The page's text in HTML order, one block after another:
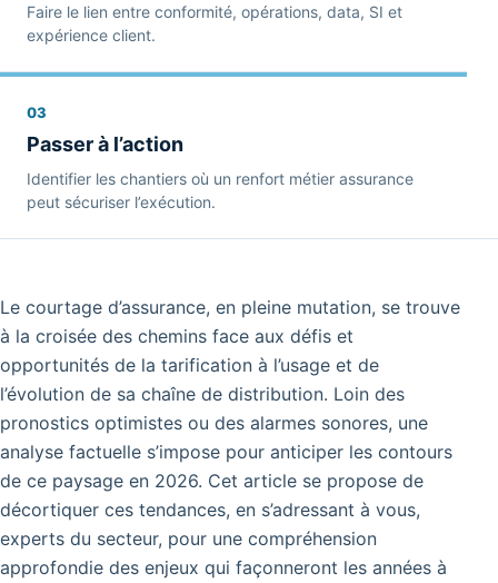
Faire le lien entre conformité, opérations, data, SI et
expérience client.
03
Passer à l’action
Identifier les chantiers où un renfort métier assurance
peut sécuriser l’exécution.
Le courtage d’assurance, en pleine mutation, se trouve
à la croisée des chemins face aux défis et
opportunités de la tarification à l’usage et de
l’évolution de sa chaîne de distribution. Loin des
pronostics optimistes ou des alarmes sonores, une
analyse factuelle s’impose pour anticiper les contours
de ce paysage en 2026. Cet article se propose de
décortiquer ces tendances, en s’adressant à vous,
experts du secteur, pour une compréhension
approfondie des enjeux qui façonneront les années à